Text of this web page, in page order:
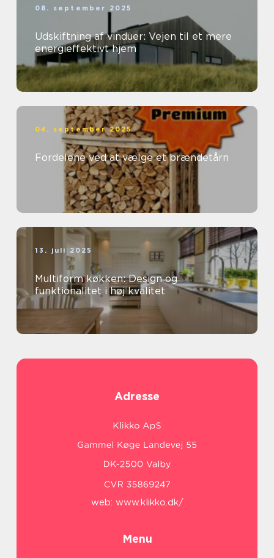
08. september 2025
Udskiftning af vinduer: Vejen til et mere
energieffektivt hjem
04. september 2025
Fordelene ved at vælge et brændetårn
13. juli 2025
Multiform køkken: Design og
funktionalitet i høj kvalitet
Adresse
web: www.klikko.dk/
Menu